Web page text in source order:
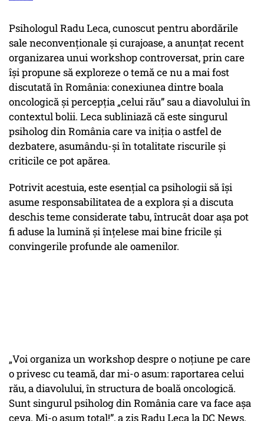
Psihologul Radu Leca, cunoscut pentru abordările
sale neconvenționale și curajoase, a anunțat recent
organizarea unui workshop controversat, prin care
își propune să exploreze o temă ce nu a mai fost
discutată în România: conexiunea dintre boala
oncologică și percepția „celui rău” sau a diavolului în
contextul bolii. Leca subliniază că este singurul
psiholog din România care va iniția o astfel de
dezbatere, asumându-și în totalitate riscurile și
criticile ce pot apărea.
Potrivit acestuia, este esențial ca psihologii să își
asume responsabilitatea de a explora și a discuta
deschis teme considerate tabu, întrucât doar așa pot
fi aduse la lumină și înțelese mai bine fricile și
convingerile profunde ale oamenilor.
„Voi organiza un workshop despre o noțiune pe care
o privesc cu teamă, dar mi-o asum: raportarea celui
rău, a diavolului, în structura de boală oncologică.
Sunt singurul psiholog din România care va face așa
ceva. Mi-o asum total!”, a zis Radu Leca la DC News.